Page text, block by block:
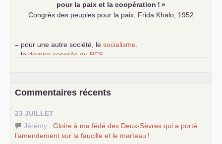
pour la paix et la coopération ! »
Congrès des peuples pour la paix, Frida Khalo, 1952
– pour une autre société, le socialisme
le dernier congrès du PCF
science sociale de notre temps
d’Europe
–lescinq chantiers pour contribuer au débat sur le projet
communiste
Commentaires récents
23 JUILLET
Jérémy : Gloire à ma fédé des Deux-Sèvres qui a porté
l’amendement sur la faucille et le marteau !